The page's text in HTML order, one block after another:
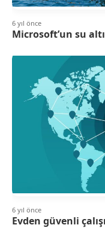
6 yıl önce
Microsoft’un su
6 yıl önce
Evden güvenli